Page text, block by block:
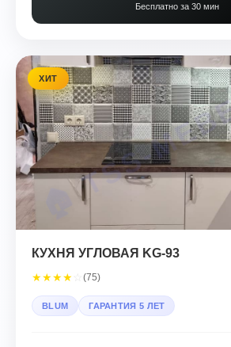
Бесплатно за 30 мин
ХИТ
КУХНЯ УГЛОВАЯ KG-93
★★★★ (75)
BLUM ГАРАНТИЯ 5 ЛЕТ